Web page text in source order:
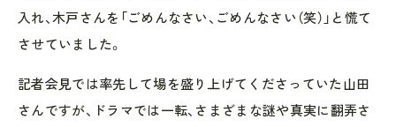
入れ、木戸さんを「ごめんなさい、ごめんなさい（笑）」と慌て
させていました。
記者会見では率先して場を盛り上げてくださっていた山田
さんですが、ドラマでは一転、さまざまな謎や真実に翻弄さ